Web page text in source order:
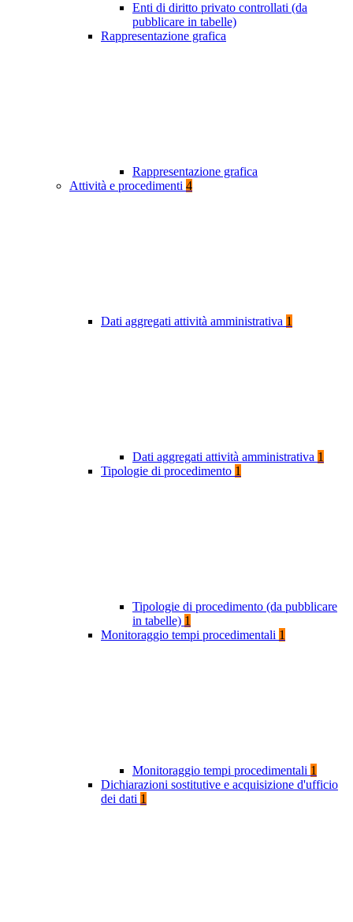
Enti di diritto privato controllati (da
pubblicare in tabelle)
Rappresentazione grafica
Rappresentazione grafica
Attività e procedimenti 4
Dati aggregati attività amministrativa 1
Dati aggregati attività amministrativa 1
Tipologie di procedimento 1
Tipologie di procedimento (da pubblicare
in tabelle) 1
Monitoraggio tempi procedimentali 1
Monitoraggio tempi procedimentali 1
Dichiarazioni sostitutive e acquisizione d'ufficio
dei dati 1